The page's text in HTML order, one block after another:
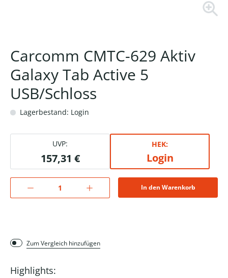
Carcomm CMTC-629 Aktiv
Galaxy Tab Active 5
USB/Schloss
Lagerbestand: Login
UVP:
157,31 €
HEK:
Login
In den Warenkorb
Zum Vergleich hinzufügen
Highlights: